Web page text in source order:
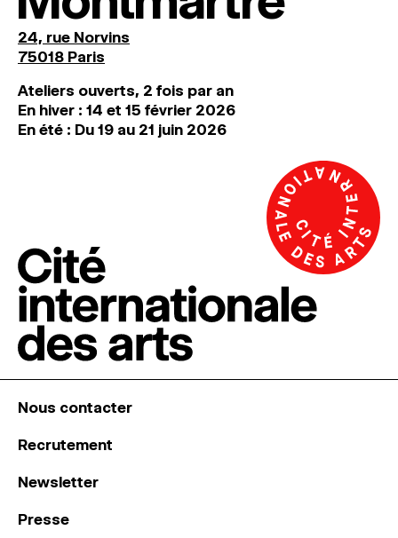
24, rue Norvins
75018 Paris
Ateliers ouverts, 2 fois par an
En hiver : 14 et 15 février 2026
En été : Du 19 au 21 juin 2026
Nous contacter
Recrutement
Newsletter
Presse